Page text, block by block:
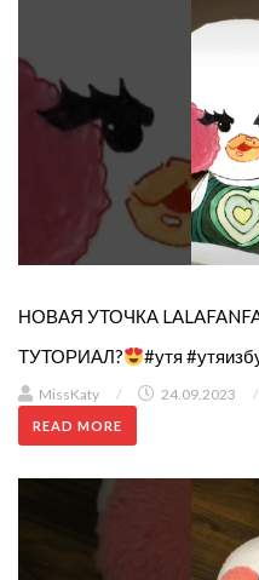
НОВАЯ УТОЧКА
ТУТОРИАЛ?
#утя
MissKaty / 24.09.2023 /
READ MORE